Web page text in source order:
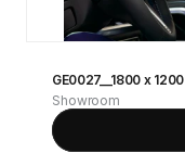
GE0027__1800 x 1200
Showroom